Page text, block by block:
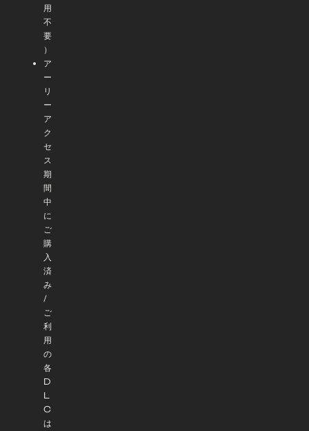
用
不
要
）
ア
ー
リ
ー
ア
ク
セ
ス
期
間
中
に
ご
購
入
済
み
/
ご
利
用
の
各
D
L
C
は